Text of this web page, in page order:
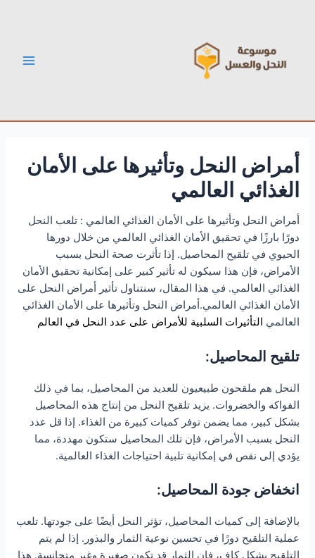
أمراض النحل وتأثيرها على الأمان
الغذائي العالمي
أمراض النحل وتأثيرها على الأمان الغذائي العالمي : تلعب النحل
دورًا بارزًا في تحقيق الأمان الغذائي العالمي من خلال دورها
الحيوي في تلقيح المحاصيل. إذا تأثرت صحة النحل بسبب
الأمراض، فإن هذا سيكون له تأثير كبير على إمكانية تحقيق الأمان
الغذائي العالمي. في هذا المقال، سنتناول تأثير أمراض النحل على
الأمان الغذائي العالمي.أمراض النحل وتأثيرها على الأمان الغذائي
العالمي التأثيرات السلبية للأمراض على عدد النحل في العالم
تلقيح المحاصيل:
النحل هم ملقحون طبيعيون للعديد من المحاصيل، بما في ذلك
الفواكه والخضروات. يزيد تلقيح النحل من إنتاج هذه المحاصيل
بشكل كبير، مما يضمن توفر كميات كبيرة من الغذاء. إذا قل عدد
النحل بسبب الأمراض، فإن تلك المحاصيل ستكون مهددة، مما
يؤدي إلى نقص في إمكانية تلبية احتياجات الغذاء العالمية.
انخفاض جودة المحاصيل:
بالإضافة إلى كميات المحاصيل، تؤثر النحل أيضًا على جودتها. تلعب
عملية التلقيح دورًا في تحسين نوعية الثمار والبذور. إذا لم يتم
التلقيح بشكل كاف، فإن الثمار قد تكون صغيرة وغير متجانسة. هذا